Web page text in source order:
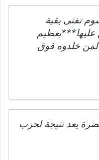
تفتى بقية
عليها***بعظيم
لمن خلدوه فوق
يعد نتيجة لحرب